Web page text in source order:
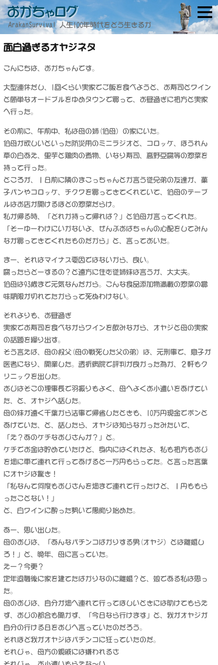
ArakanSurvival 人生100年時代をどう生きるか
面白過ぎるオヤジネタ
こんにちは、おかちゃんです。
大型連休だし、1回くらい実家でご飯を食べようと、お寿司とワイン
と簡単なオードブルをゆめタウンで買って、お昼過ぎに相方と実家
へ行った。
その前に、午前中、私は母の姉(伯母）の家にいた。
伯母が欲しいといった防災用のミニラジオと、コロッケ、ほうれん
草の白あえ、里芋と鶏肉の煮物、いなり寿司、高野豆腐等の惣菜を
持って行った。
ところが、１日前に隣のまこっちゃんとか言う従兄弟の友達が、菓
子パンやコロッケ、チクワを買ってきてくれていて、伯母のテーブ
ルはお店が開けるほどの惣菜だらけ。
私が帰る時、「どれか持って帰れば？」と伯母が言ってくれた。
「そーゆーわけにいかないよ、ぜんぶおばちゃんの心配をしてみん
なが買ってきてくれたものだから」と、言っておいた。
まー、それはマイナス要因ではないから、良い。
腐ったらどーするの？と遠方に住む従姉妹は言うが、大丈夫。
伯母は93歳まで元気なんだから。こんな食品添加物満載の惣菜の賞
味期限が切れてたからって死ぬわけない。
それよりも、お昼過ぎ
実家でお寿司を食べながらワインを飲みながら、オヤジと母の実家
の話題を繰り出す。
そう言えば、母の叔父(母の戦死した父の弟）は、元刑事で、息子が
医者になり、開業した。透析病院で評判が良かった為か、２軒もク
リニックを出した。
おじはそこの理事長で羽振りもよく、母へよくお小遣いをあげてい
た、と、オヤジへ話した。
母の妹が遠く千葉から法事で帰省したときも、10万円現金でポンと
あげていた、と、話したら、オヤジは知らなかったみたいで、
「え？あのケチなおじさんが？」と。
ケチでお金は貯めていたけど、身内にはくれたよ、私も相方もおじ
を畑に車で連れて行ってあげると一万円もらってた。と言った言葉
にオヤジは驚き！
「私なんて何度もおじさんを畑まで連れて行ったけど、１円ももら
ったことない！」
と、白ワインに酔った勢いで愚痴り始めた。
あー、思い出した。
母のおじは、「あんなパチンコばかりする男(オヤジ）とは離婚し
ろ！」と、晩年、母に言っていた。
えー？今更？
定年退職後に家を建てたばかりなのに離婚？と、娘である私は思っ
た。
母のおじは、自分が畑へ連れて行ってほしいときには助けてもらえ
ず、おじの都合も聞かず、「今日なら行けます」と、我がオヤジが
自分の行ける日をおじへ言っていたのだろう。
それほど我がオヤジはパチンコに狂っていたのだ。
それじゃ、母方の親戚には嫌われるさ